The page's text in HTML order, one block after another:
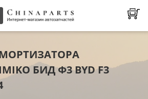
БИД Ф3 BYD F3